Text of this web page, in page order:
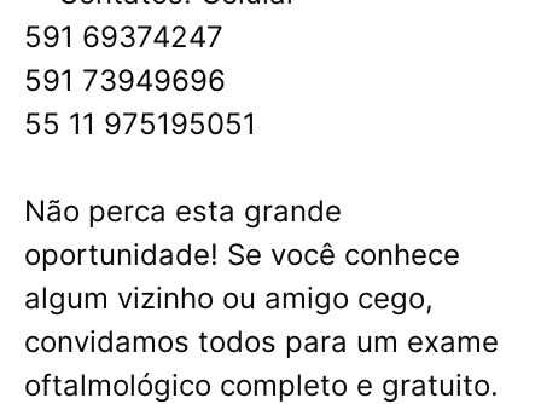
591 69374247
591 73949696
55 11 975195051
Não perca esta grande
oportunidade! Se você conhece
algum vizinho ou amigo cego,
convidamos todos para um exame
oftalmológico completo e gratuito.